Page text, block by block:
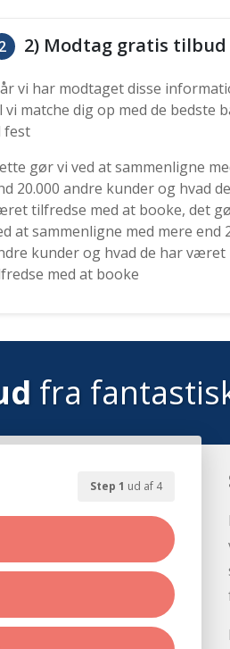
2 2) Modtag gratis tilbud
vi har modtaget disse
vi matche dig op med de bedste
fest
gør vi ved at sammenligne
20.000 andre kunder og hvad
tilfredse med at booke, det
at sammenligne med mere end
kunder og hvad de har været
med at booke
fra
Step 1 ud af 4